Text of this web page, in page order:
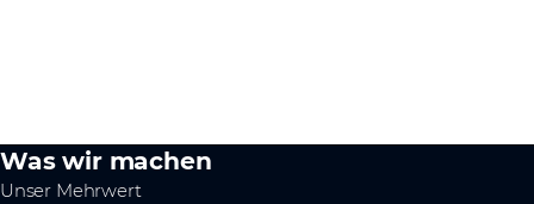
Was wir machen
Unser Mehrwert